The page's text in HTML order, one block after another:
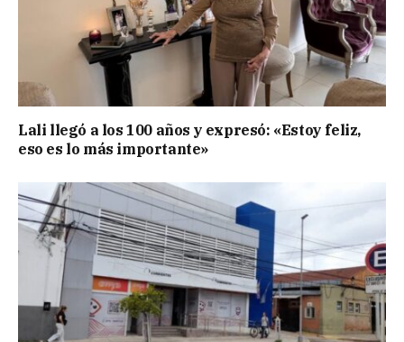
Lali llegó a los 100 años y expresó: «Estoy feliz,
eso es lo más importante»